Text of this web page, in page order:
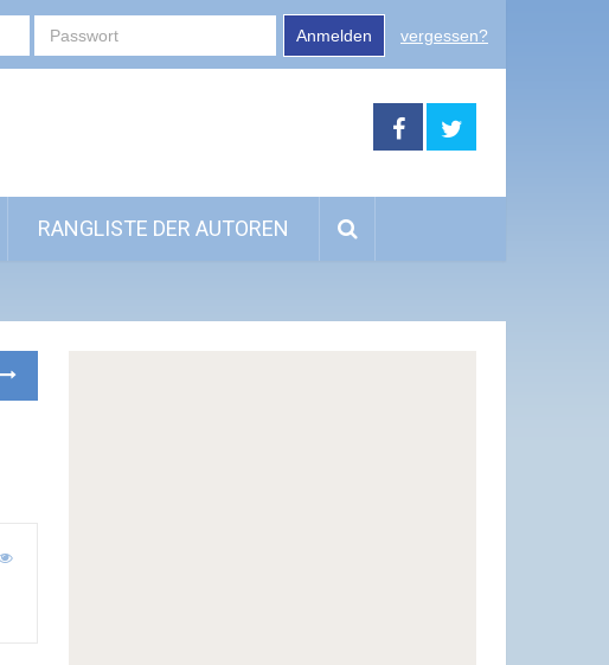
Anmelden vergessen?
RANGLISTE DER AUTOREN